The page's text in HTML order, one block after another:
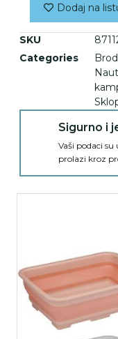
Dodaj na
SKU
Categories
Sigurno i
Vaši podaci
prolazi kroz